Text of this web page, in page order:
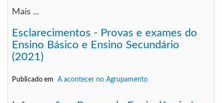
Mais ...
Esclarecimentos - Provas e exames do
Ensino Básico e Ensino Secundário
(2021)
Publicado em A acontecer no Agrupamento